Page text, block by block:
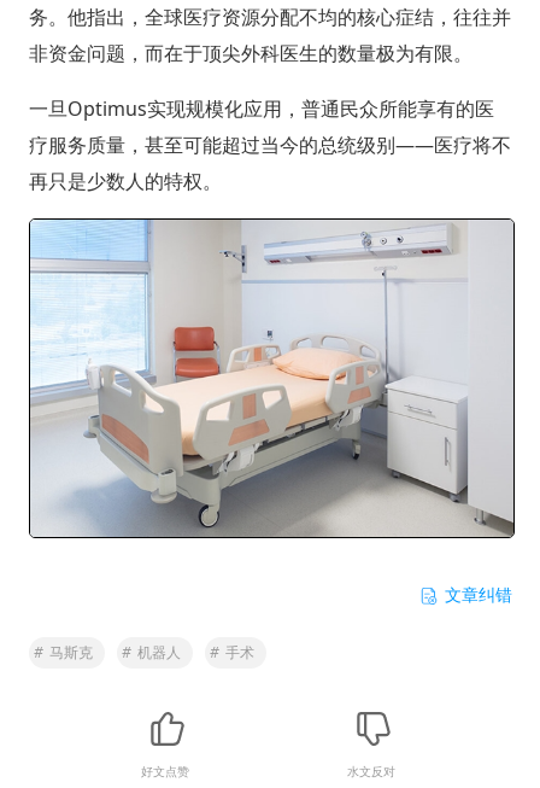
务。他指出，全球医疗资源分配不均的核心症结，往往并
非资金问题，而在于顶尖外科医生的数量极为有限。
一旦Optimus实现规模化应用，普通民众所能享有的医
疗服务质量，甚至可能超过当今的总统级别——医疗将不
再只是少数人的特权。
文章纠错
# 马斯克 # 机器人 # 手术
好文点赞 水文反对